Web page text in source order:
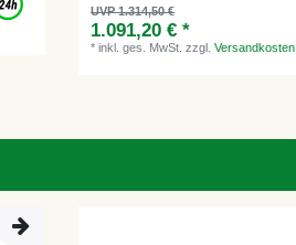
UVP 1.314,50 €
1.091,20 € *
*inkl. ges. MwSt. zzgl.Versandkosten